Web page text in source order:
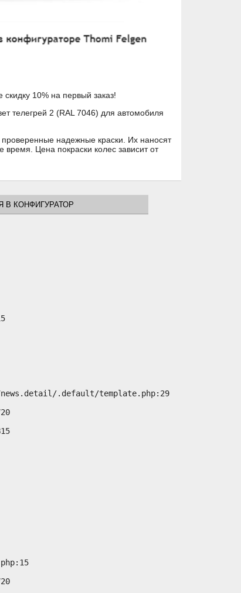
скидку 10% на первый заказ!
телегрей 2 (RAL 7046) для автомобиля
надежные краски. Их наносят
Цена покраски колес зависит от
В КОНФИГУРАТОР